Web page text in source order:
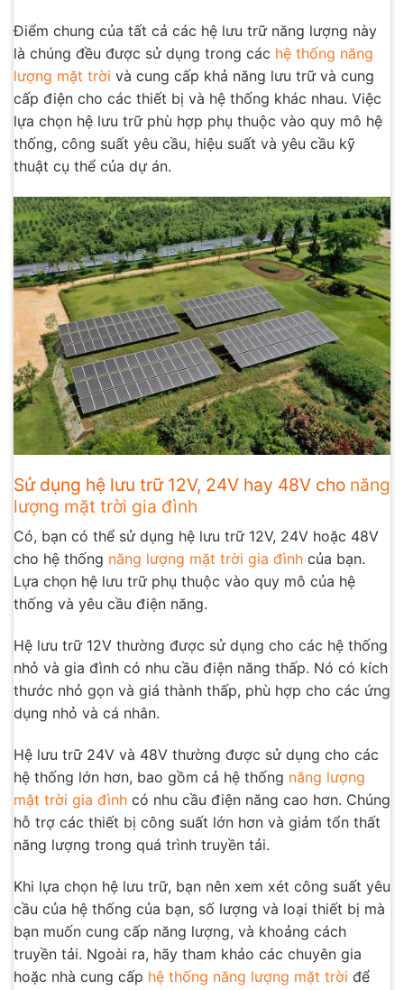
Điểm chung của tất cả các hệ lưu trữ năng lượng này
là chúng đều được sử dụng trong các hệ thống năng
lượng mặt trời và cung cấp khả năng lưu trữ và cung
cấp điện cho các thiết bị và hệ thống khác nhau. Việc
lựa chọn hệ lưu trữ phù hợp phụ thuộc vào quy mô hệ
thống, công suất yêu cầu, hiệu suất và yêu cầu kỹ
thuật cụ thể của dự án.
Sử dụng hệ lưu trữ 12V, 24V hay 48V cho năng
lượng mặt trời gia đình
Có, bạn có thể sử dụng hệ lưu trữ 12V, 24V hoặc 48V
cho hệ thống năng lượng mặt trời gia đình của bạn.
Lựa chọn hệ lưu trữ phụ thuộc vào quy mô của hệ
thống và yêu cầu điện năng.
Hệ lưu trữ 12V thường được sử dụng cho các hệ thống
nhỏ và gia đình có nhu cầu điện năng thấp. Nó có kích
thước nhỏ gọn và giá thành thấp, phù hợp cho các ứng
dụng nhỏ và cá nhân.
Hệ lưu trữ 24V và 48V thường được sử dụng cho các
hệ thống lớn hơn, bao gồm cả hệ thống năng lượng
mặt trời gia đình có nhu cầu điện năng cao hơn. Chúng
hỗ trợ các thiết bị công suất lớn hơn và giảm tổn thất
năng lượng trong quá trình truyền tải.
Khi lựa chọn hệ lưu trữ, bạn nên xem xét công suất yêu
cầu của hệ thống của bạn, số lượng và loại thiết bị mà
bạn muốn cung cấp năng lượng, và khoảng cách
truyền tải. Ngoài ra, hãy tham khảo các chuyên gia
hoặc nhà cung cấp hệ thống năng lượng mặt trời để